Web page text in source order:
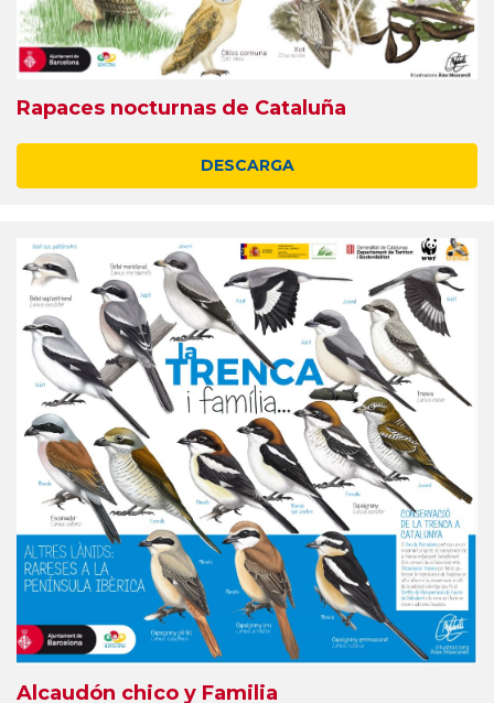
Rapaces nocturnas de Cataluña
DESCARGA
Alcaudón chico y Familia